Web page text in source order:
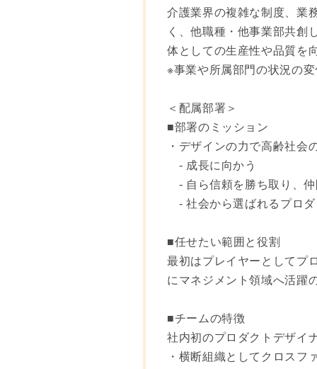
介護業界の複雑な制度、業
く、他職種・他事業部共創
体としての生産性や品質を
※事業や所属部門の状況の
＜配属部署＞
■部署のミッション
・デザインの力で高齢社会
- 成長に向かう
- 自ら信頼を勝ち取り、仲
- 社会から選ばれるプロ
■任せたい範囲と役割
最初はプレイヤーとしてプ
にマネジメント領域へ活躍
■チームの特徴
社内初のプロダクトデザイ
・横断組織としてクロスフ